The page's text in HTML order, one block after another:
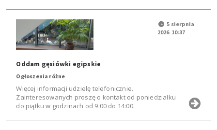
5 sierpnia
2026 10:37
Oddam gęsiówki egipskie
Ogłoszenia różne
Więcej informacji udzielę telefonicznie.
Zainteresowanych proszę o kontakt od poniedziałku
do piątku w godzinach od 9:00 do 14:00.